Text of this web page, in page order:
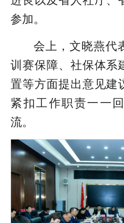
参加。
会上，文晓燕代
训赛保障、社保体系
置等方面提出意见建
紧扣工作职责一一
流。